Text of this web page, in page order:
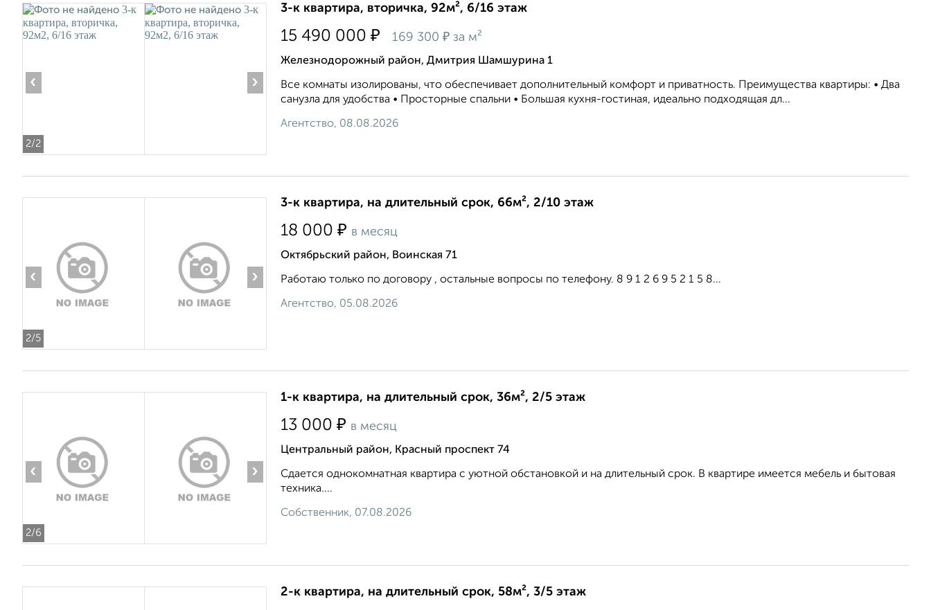
2/2
‹ ›
3-к квартира, вторичка, 92м², 6/16 этаж
15 490 000 ₽ 169 300 ₽ за м²
Железнодорожный район, Дмитрия Шамшурина 1
Все комнаты изолированы, что обеспечивает дополнительный комфорт и приватность. Преимущества квартиры: • Два
санузла для удобства • Просторные спальни • Большая кухня-гостиная, идеально подходящая дл...
Агентство, 08.08.2026
2/5
‹ ›
3-к квартира, на длительный срок, 66м², 2/10 этаж
18 000 ₽ в месяц
Октябрьский район, Воинская 71
Работаю только по договору , остальные вопросы по телефону. 8 9 1 2 6 9 5 2 1 5 8...
Агентство, 05.08.2026
2/6
‹ ›
1-к квартира, на длительный срок, 36м², 2/5 этаж
13 000 ₽ в месяц
Центральный район, Красный проспект 74
Сдается однокомнатная квартира с уютной обстановкой и на длительный срок. В квартире имеется мебель и бытовая
техника....
Собственник, 07.08.2026
2-к квартира, на длительный срок, 58м², 3/5 этаж